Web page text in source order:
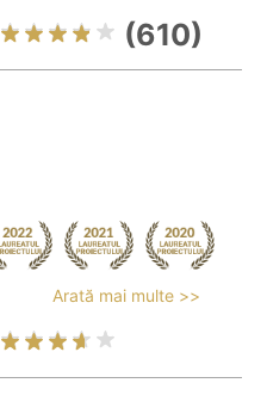
(610)
Arată mai multe >>